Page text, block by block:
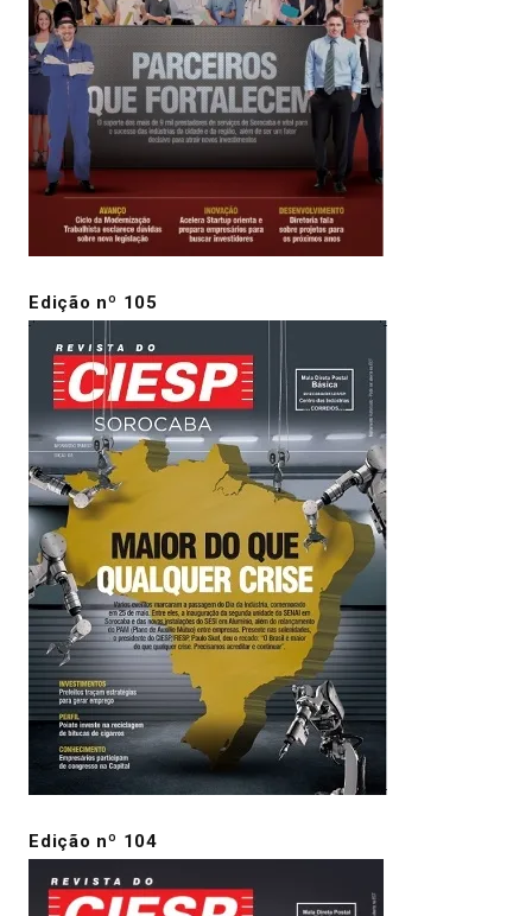
Edição nº 105
Edição nº 104